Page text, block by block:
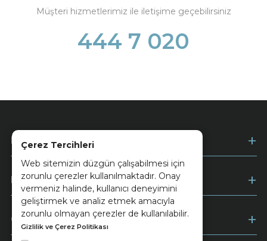
Çerez Tercihleri
Web sitemizin düzgün çalışabilmesi için
zorunlu çerezler kullanılmaktadır. Onay
vermeniz halinde, kullanıcı deneyimini
geliştirmek ve analiz etmek amacıyla
zorunlu olmayan çerezler de kullanılabilir.
Gizlilik ve Çerez Politikası
Müşteri hizmetlerimiz ile iletişime geçebilirsiniz
444 7 020
Kurumsal
Müşteri Hizmetleri
Ödeme